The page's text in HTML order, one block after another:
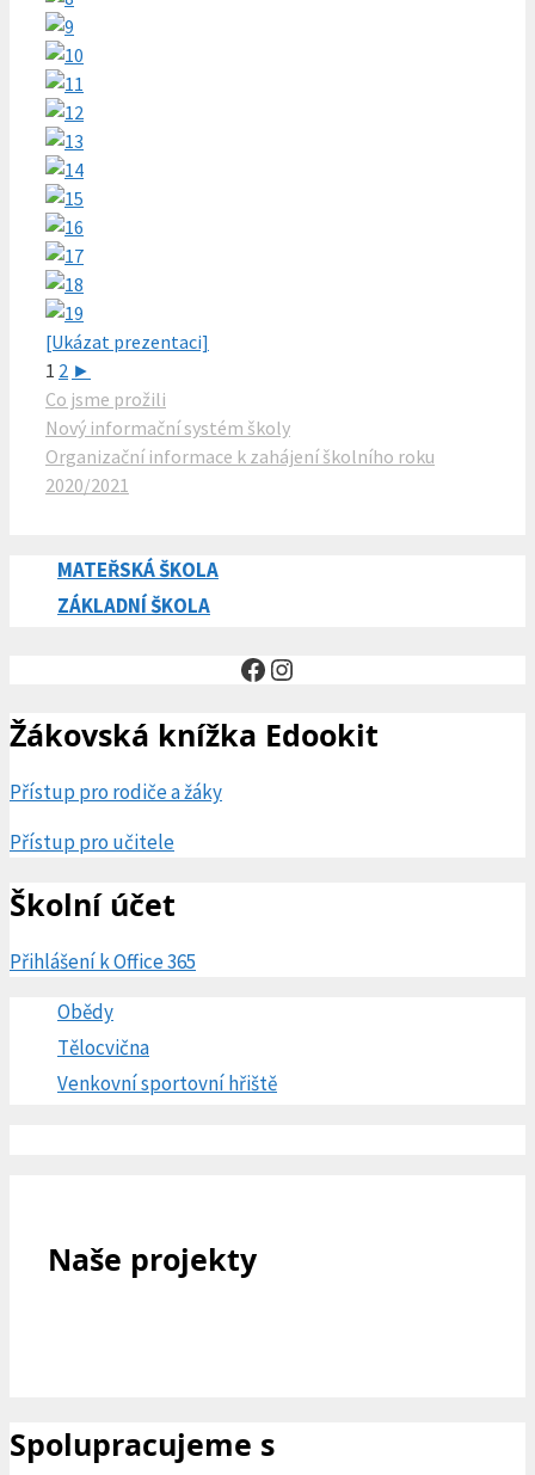
[Ukázat prezentaci]
1 2 ►
Rubriky
Co jsme prožili
Nový informační systém školy
Organizační informace k zahájení školního roku
2020/2021
MATEŘSKÁ ŠKOLA
ZÁKLADNÍ ŠKOLA
Facebook
Instagram
Žákovská knížka Edookit
Přístup pro rodiče a žáky
Přístup pro učitele
Školní účet
Přihlášení k Office 365
Obědy
Tělocvična
Venkovní sportovní hřiště
Naše projekty
Spolupracujeme s